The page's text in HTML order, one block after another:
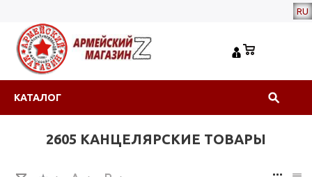
RU
КАТАЛОГ
2605 КАНЦЕЛЯРСКИЕ ТОВАРЫ